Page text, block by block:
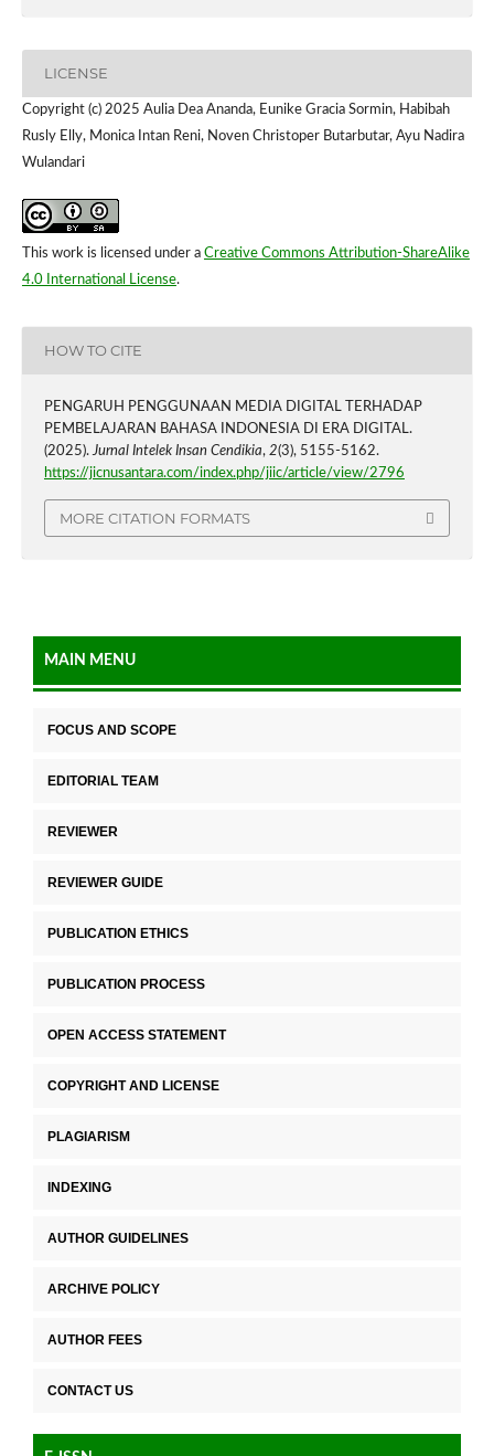
LICENSE
Copyright (c) 2025 Aulia Dea Ananda, Eunike Gracia Sormin, Habibah
Rusly Elly, Monica Intan Reni, Noven Christoper Butarbutar, Ayu Nadira
Wulandari
This work is licensed under a Creative Commons Attribution-ShareAlike
4.0 International License.
HOW TO CITE
PENGARUH PENGGUNAAN MEDIA DIGITAL TERHADAP
PEMBELAJARAN BAHASA INDONESIA DI ERA DIGITAL.
(2025). Jurnal Intelek Insan Cendikia, 2(3), 5155-5162.
https://jicnusantara.com/index.php/jiic/article/view/2796
MORE CITATION FORMATS
MAIN MENU
FOCUS AND SCOPE
EDITORIAL TEAM
REVIEWER
REVIEWER GUIDE
PUBLICATION ETHICS
PUBLICATION PROCESS
OPEN ACCESS STATEMENT
COPYRIGHT AND LICENSE
PLAGIARISM
INDEXING
AUTHOR GUIDELINES
ARCHIVE POLICY
AUTHOR FEES
CONTACT US